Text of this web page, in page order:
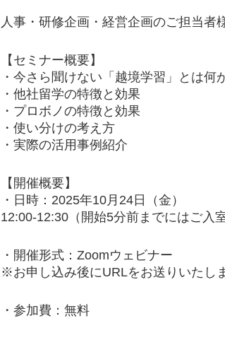
人事・研修企画・経営企画のご担当者
【セミナー概要】
・今さら聞けない「越境学習」とは何
・他社留学の特徴と効果
・プロボノの特徴と効果
・使い分けの考え方
・実際の活用事例紹介
【開催概要】
・日時：2025年10月24日（金）
12:00-12:30（開始5分前までにはご入
・開催形式：Zoomウェビナー
※お申し込み後にURLをお送りいたし
・参加費：無料